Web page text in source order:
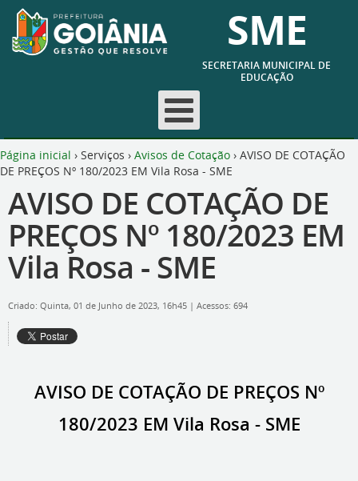
SME
SECRETARIA MUNICIPAL DE
EDUCAÇÃO
Página inicial › Serviços › Avisos de Cotação › AVISO DE COTAÇÃO
DE PREÇOS Nº 180/2023 EM Vila Rosa - SME
AVISO DE COTAÇÃO DE
PREÇOS Nº 180/2023 EM
Vila Rosa - SME
Criado: Quinta, 01 de Junho de 2023, 16h45 | Acessos: 694
AVISO DE COTAÇÃO DE PREÇOS Nº
180/2023 EM Vila Rosa - SME